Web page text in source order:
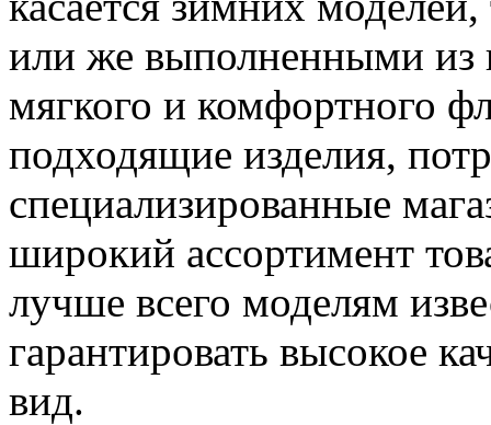
или же выполненными из
мягкого и комфортного
подходящие изделия,
специализированные
широкий ассортимент
лучше всего моделям
гарантировать высокое
вид.